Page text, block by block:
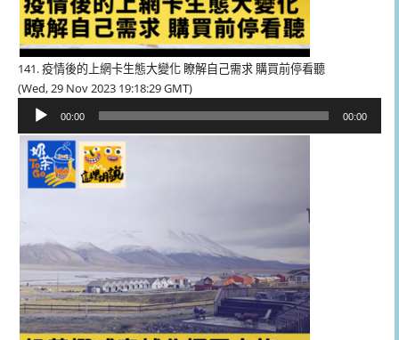
141. 疫情後的上網卡生態大變化 瞭解自己需求 購買前停看聽
(Wed, 29 Nov 2023 19:18:29 GMT)
播
器
00:00 00:00